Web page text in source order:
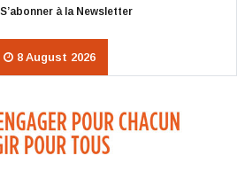
S’abonner à la Newsletter
8 August 2026